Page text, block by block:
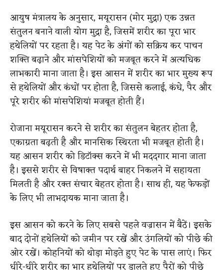
आयुष मंत्रालय के अनुसार, मयूरासन (मोर मुद्रा) एक उन्नत
संतुलन बनाने वाली योग मुद्रा है, जिसमें शरीर का पूरा भार
हथेलियों पर रहता है। यह पेट के अंगों को सक्रिय कर पाचन
शक्ति बढ़ाने और मांसपेशियों को मजबूत करने में अत्यधिक
लाभकारी माना जाता है। इस आसन में शरीर का भार मुख्य रूप
से हथेलियों और कंधों पर होता है, जिससे कलाई, कंधे, पैर और
पूरे शरीर की मांसपेशियां मजबूत होती हैं।
रोजाना मयूरासन करने से शरीर का संतुलन बेहतर होता है,
एकाग्रता बढ़ती है और मानसिक स्थिरता भी मजबूत होती है।
यह आसन शरीर को डिटॉक्स करने में भी मददगार माना जाता
है। इससे शरीर से विषाक्त पदार्थ बाहर निकलने में सहायता
मिलती है और रक्त संचार बेहतर होता है। साथ ही, यह फेफड़ों
के लिए भी लाभदायक माना जाता है।
इस आसन को करने के लिए सबसे पहले वज्रासन में बैठें। इसके
बाद दोनों हथेलियों को जमीन पर रखें और उंगलियों को पीछे की
ओर रखें। कोहनियों को थोड़ा मोड़ते हुए पेट के पास लाएं। फिर